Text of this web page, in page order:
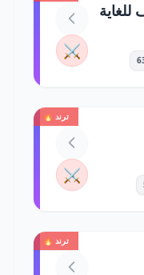
⚔️
ترند 🔥
⚔️
ترند 🔥